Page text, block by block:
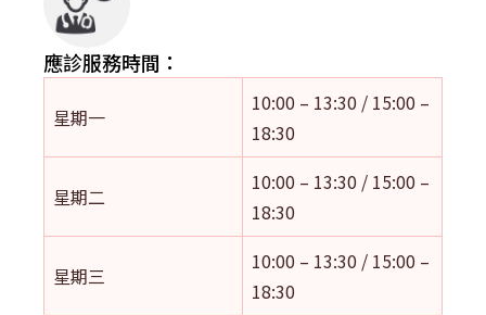
應診服務時間：
星期一
10:00 – 13:30 / 15:00 –
18:30
星期二
10:00 – 13:30 / 15:00 –
18:30
星期三
10:00 – 13:30 / 15:00 –
18:30